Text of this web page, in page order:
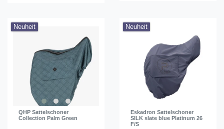
Neuheit
QHP Sattelschoner
Collection Palm Green
Neuheit
Eskadron Sattelschoner
SILK slate blue Platinum 26
F/S